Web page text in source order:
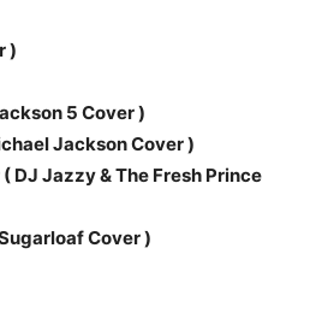
)
5 Cover )
Jackson Cover )
DJ Jazzy & The Fresh Prince
Cover )